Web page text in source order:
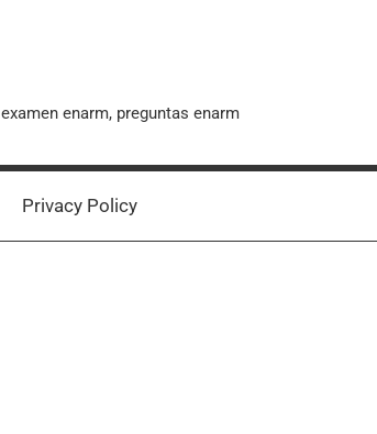
enarm, preguntas enarm
Privacy Policy